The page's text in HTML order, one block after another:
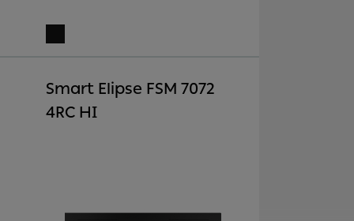
Smart Elipse FSM 7072
4RC HI